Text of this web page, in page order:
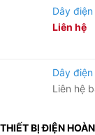
Dây
Liên hệ
Dây
Liên hệ
THIẾT BỊ ĐIỆN